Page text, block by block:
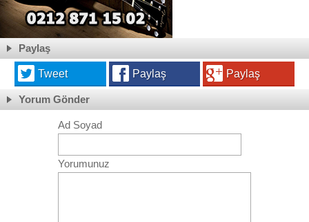
Paylaş
Tweet Paylaş Paylaş
Yorum Gönder
Ad Soyad
Yorumunuz